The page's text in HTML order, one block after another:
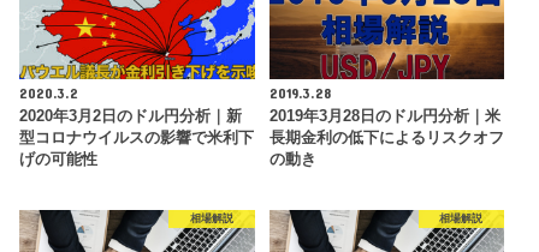
2020.3.2
2020年3月2日のドル円分析｜新
型コロナウイルスの影響で米利下
げの可能性
2019.3.28
2019年3月28日のドル円分析｜米
長期金利の低下によるリスクオフ
の動き
相場解説 相場解説